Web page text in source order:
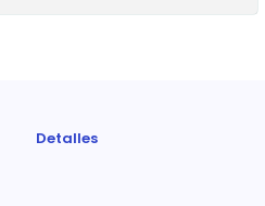
Detalles